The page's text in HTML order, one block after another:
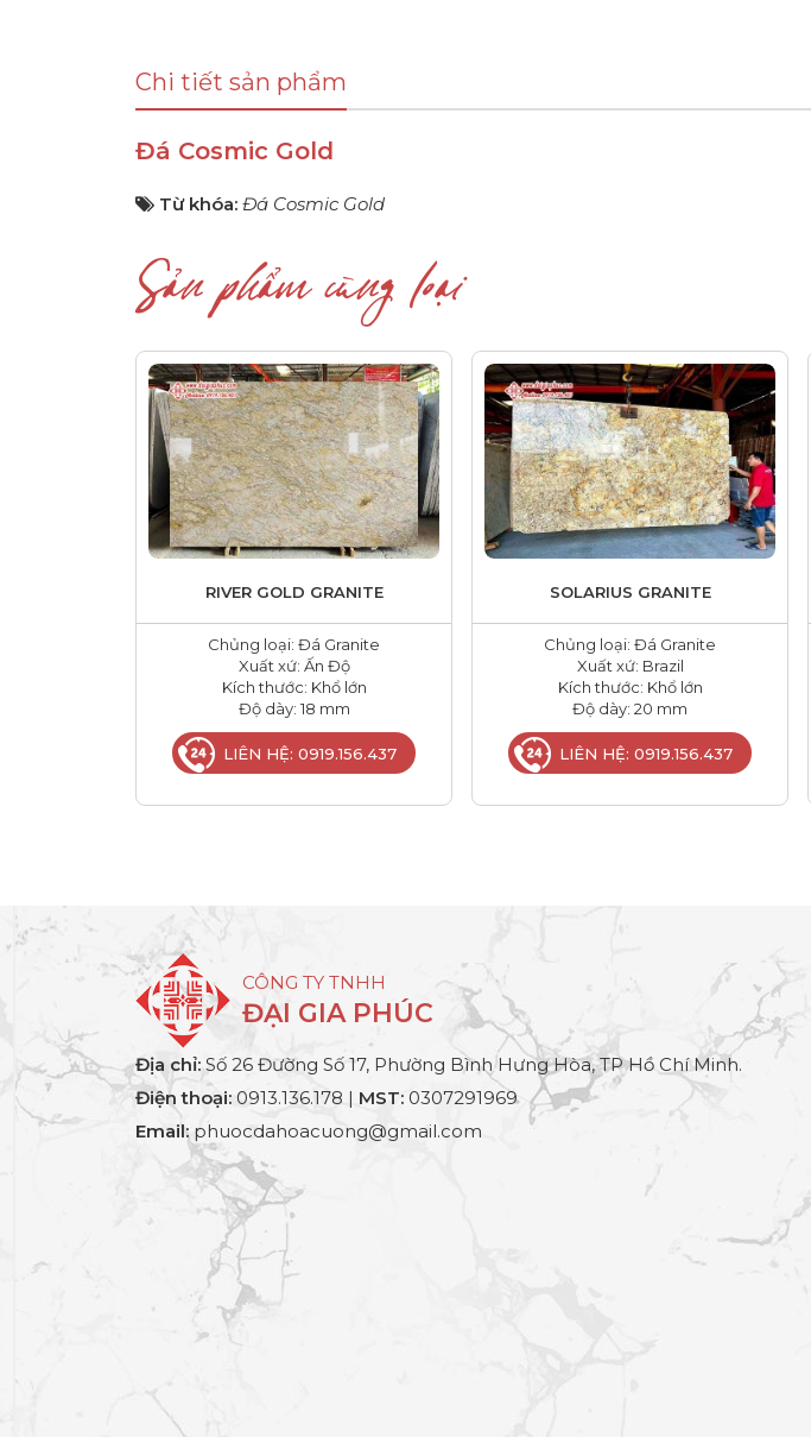
Chi tiết sản phẩm
Đá Cosmic Gold
Từ khóa: Đá Cosmic Gold
Sản phẩm cùng loại
RIVER GOLD GRANITE
Chủng loại: Đá Granite
Xuất xứ: Ấn Độ
Kích thước: Khổ lớn
Độ dày: 18 mm
LIÊN HỆ: 0919.156.437
SOLARIUS GRANITE
Chủng loại: Đá Granite
Xuất xứ: Brazil
Kích thước: Khổ lớn
Độ dày: 20 mm
LIÊN HỆ: 0919.156.437
CÔNG TY TNHH
ĐẠI GIA PHÚC
Địa chỉ: Số 26 Đường Số 17, Phường Bình Hưng Hòa, TP Hồ Chí Minh.
Điện thoại: 0913.136.178 | MST: 0307291969
Email: phuocdahoacuong@gmail.com